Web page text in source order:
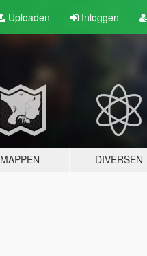
Uploaden Inloggen
MAPPEN DIVERSEN